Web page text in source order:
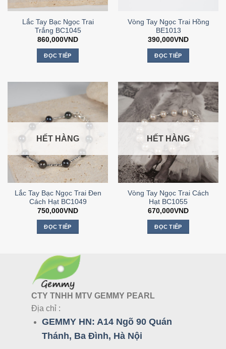
Lắc Tay Bạc Ngọc Trai
Trắng BC1045
860,000VND
ĐỌC TIẾP
Vòng Tay Ngọc Trai Hồng
BE1013
390,000VND
ĐỌC TIẾP
HẾT HÀNG
Lắc Tay Bạc Ngọc Trai Đen
Cách Hạt BC1049
750,000VND
ĐỌC TIẾP
HẾT HÀNG
Vòng Tay Ngọc Trai Cách
Hạt BC1055
670,000VND
ĐỌC TIẾP
CTY TNHH MTV GEMMY PEARL
Địa chỉ :
GEMMY HN: A14 Ngõ 90 Quán
Thánh, Ba Đình, Hà Nội